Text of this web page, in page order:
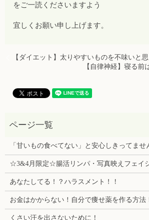
をご一読くださいますよう
宜しくお願い申し上げます。
【ダイエット】太りやすいものを不味いと
【自律神経】寝る前
「甘いもの食べてない」と安心しきってませ
☆3&4月限定☆腸活リンパ・写真映えフェイ
あなたしてる！？ハラスメント！！
お金はかからない！自分で痩せ薬を作る方法
くさい汗を出さないために！